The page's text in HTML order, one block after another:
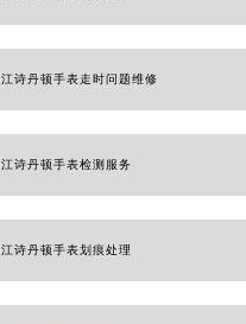
江诗丹顿手表走时问题维修
江诗丹顿手表检测服务
江诗丹顿手表划痕处理